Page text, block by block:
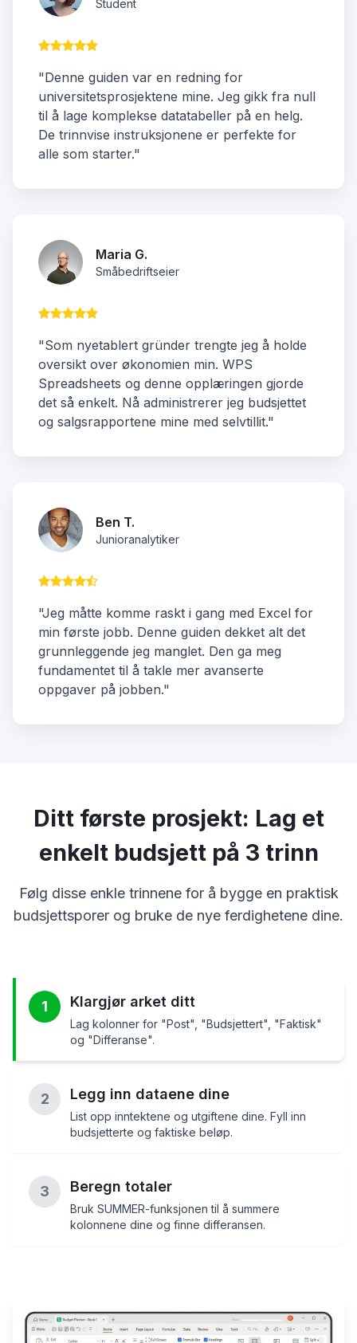
Student
"Denne guiden var en redning for
universitetsprosjektene mine. Jeg gikk fra null
til å lage komplekse datatabeller på en helg.
De trinnvise instruksjonene er perfekte for
alle som starter."
Maria G.
Småbedriftseier
"Som nyetablert gründer trengte jeg å holde
oversikt over økonomien min. WPS
Spreadsheets og denne opplæringen gjorde
det så enkelt. Nå administrerer jeg budsjettet
og salgsrapportene mine med selvtillit."
Ben T.
Junioranalytiker
"Jeg måtte komme raskt i gang med Excel for
min første jobb. Denne guiden dekket alt det
grunnleggende jeg manglet. Den ga meg
fundamentet til å takle mer avanserte
oppgaver på jobben."
Ditt første prosjekt: Lag et
enkelt budsjett på 3 trinn
Følg disse enkle trinnene for å bygge en praktisk
budsjettsporer og bruke de nye ferdighetene dine.
1 Klargjør arket ditt
Lag kolonner for "Post", "Budsjettert", "Faktisk"
og "Differanse".
2 Legg inn dataene dine
List opp inntektene og utgiftene dine. Fyll inn
budsjetterte og faktiske beløp.
3 Beregn totaler
Bruk SUMMER-funksjonen til å summere
kolonnene dine og finne differansen.